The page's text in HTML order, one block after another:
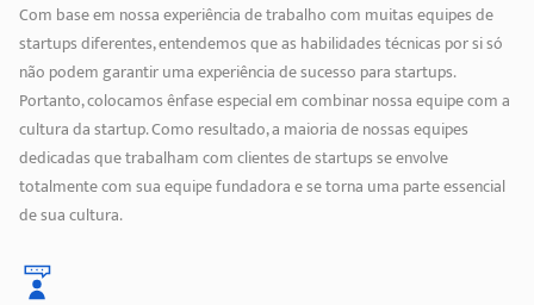
Com base em nossa experiência de trabalho com muitas equipes de
startups diferentes, entendemos que as habilidades técnicas por si só
não podem garantir uma experiência de sucesso para startups.
Portanto, colocamos ênfase especial em combinar nossa equipe com a
cultura da startup. Como resultado, a maioria de nossas equipes
dedicadas que trabalham com clientes de startups se envolve
totalmente com sua equipe fundadora e se torna uma parte essencial
de sua cultura.